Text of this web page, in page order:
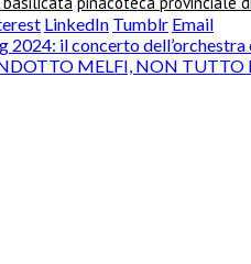
LinkedIn Tumblr Email
2024: il concerto
MELFI, NON TUTTO